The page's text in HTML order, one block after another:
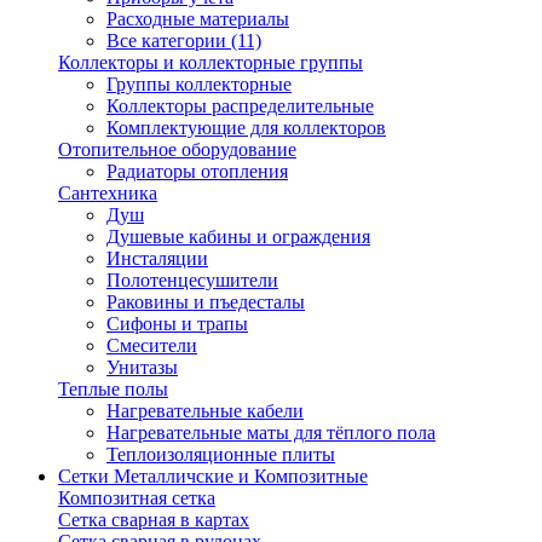
Расходные материалы
Все категории (11)
Коллекторы и коллекторные группы
Группы коллекторные
Коллекторы распределительные
Комплектующие для коллекторов
Отопительное оборудование
Радиаторы отопления
Сантехника
Душ
Душевые кабины и ограждения
Инсталяции
Полотенцесушители
Раковины и пъедесталы
Сифоны и трапы
Смесители
Унитазы
Теплые полы
Нагревательные кабели
Нагревательные маты для тёплого пола
Теплоизоляционные плиты
Сетки Металличские и Композитные
Композитная сетка
Сетка сварная в картах